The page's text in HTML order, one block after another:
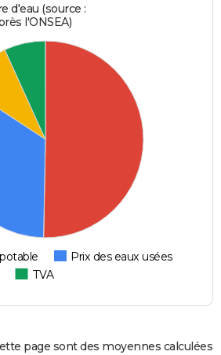
d'eau (source :
l'ONSEA)
Prix des eaux usées
TVA
page sont des moyennes calculées